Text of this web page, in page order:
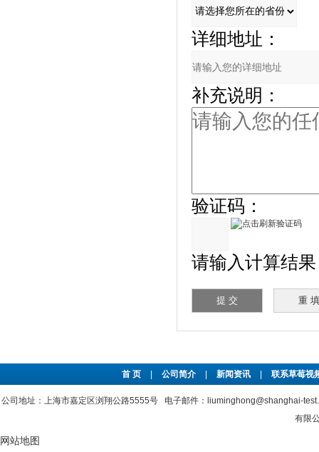
详细地址：
补充说明：
验证码：
请输入计算结果
首 页 公司简介 新闻资讯 联系草莓视
公司地址：上海市嘉定区浏翔公路5555号 电子邮件：liuminghong@shanghai-
有限
网站地图